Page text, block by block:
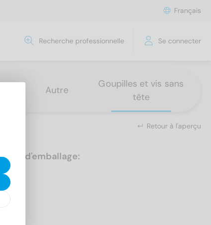
Français
Recherche professionnelle Se connecter
Autre
Goupilles et vis sans
tête
Retour à l'aperçu
d'emballage:
100